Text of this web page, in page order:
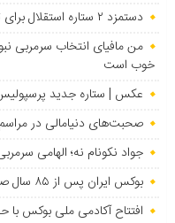
دستمزد ۲ ستاره استقلال برای تمدید مشخص شد
من مافیای انتخاب سرمربی
خوب است
عکس | ستاره جدید
صحبت‌های دنیامالی در
جواد نکونام نه؛ الهامی
بوکس ایران پس از ۸۵ سال صاحب آکادمی تیم های ملی شد
افتتاح آکادمی ملی بوکس با